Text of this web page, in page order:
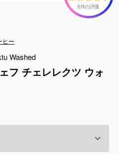
5件の評価
ヒー
Washed
フ チェレレクツ ウォ